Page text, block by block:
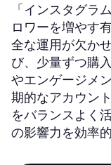
「インスタグラ
ロワーを増やす
全な運用が欠か
び、少量ずつ購
やエンゲージメ
期的なアカウン
をバランスよく
の影響力を効率